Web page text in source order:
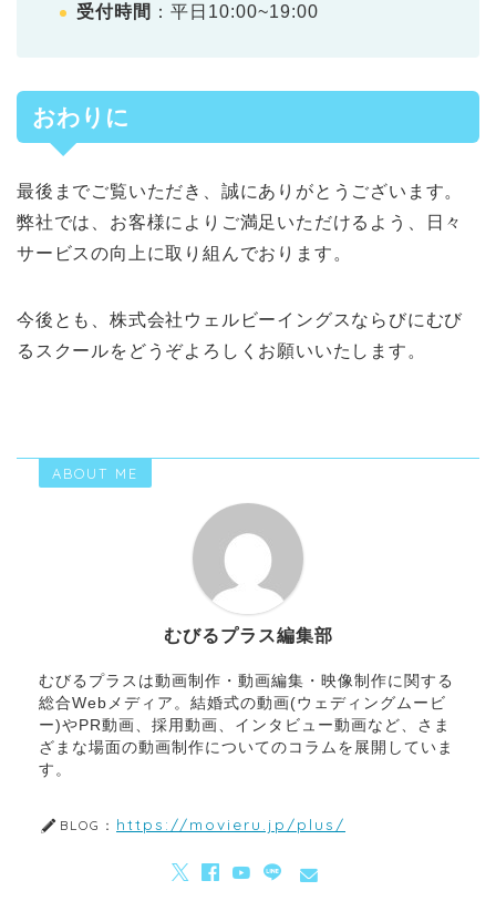
受付時間 ：平日10:00~19:00
おわりに
最後までご覧いただき、誠にありがとうございます。
弊社では、お客様によりご満足いただけるよう、日々
サービスの向上に取り組んでおります。
今後とも、株式会社ウェルビーイングスならびにむび
るスクールをどうぞよろしくお願いいたします。
ABOUT ME
むびるプラス編集部
むびるプラスは動画制作・動画編集・映像制作に関する
総合Webメディア。結婚式の動画(ウェディングムービ
ー)やPR動画、採用動画、インタビュー動画など、さま
ざまな場面の動画制作についてのコラムを展開していま
す。
BLOG： https://movieru.jp/plus/